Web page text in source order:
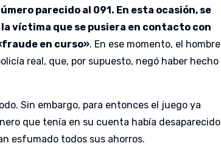
parecido al 091. En esta ocasión, se
víctima que se pusiera en contacto con
en curso». En ese momento, el hombre
real, que, por supuesto, negó haber hecho
Sin embargo, para entonces el juego ya
que tenía en su cuenta había desaparecido
esfumado todos sus ahorros.